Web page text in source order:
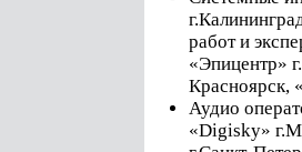
работ и
«Эпицентр»
Красноярск,
Аудио
«Digisky»